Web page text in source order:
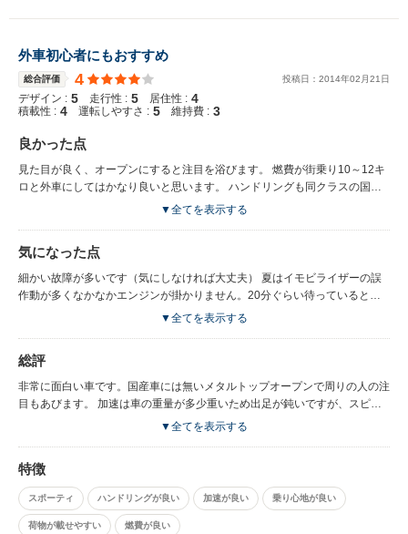
外車初心者にもおすすめ
総合評価 4 投稿日： 2014年02 月21 日
デザイン : 5 走行性 : 5 居住性 : 4
積載性 : 4 運転しやすさ : 5 維持費 : 3
良かった点
見た目が良く、オープンにすると注目を浴びます。 燃費が街乗り10～12キ
ロと外車にしてはかなり良いと思います。 ハンドリングも同クラスの国産
▼全てを表示する
気になった点
細かい故障が多いです（気にしなければ大丈夫） 夏はイモビライザーの誤
作動が多くなかなかエンジンが掛かりません。20分ぐらい待っていると、
また掛かる様になります。 センサーの誤作動でオープンにならない時があ
▼全てを表示する
総評
非常に面白い車です。国産車には無いメタルトップオープンで周りの人の注
目もあびます。 加速は車の重量が多少重いため出足が鈍いですが、スピー
ドに乗ってしまえば気になりません。 ハンドリングもかなり良いです。 女
▼全てを表示する
特徴
スポーティ ハンドリングが良い 加速が良い 乗り心地が良い
荷物が載せやすい 燃費が良い